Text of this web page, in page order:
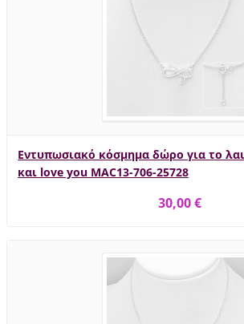
Εντυπωσιακό κόσμημα δώρο για το
και love you MAC13-706-25728
30,00 €